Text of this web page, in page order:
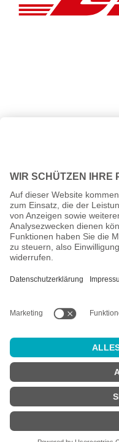
ggf. Nachnahmegebühren,
Altersprüfung
Achtung:um diesen
18 Jahre alt
Sind Sie 18 Jahre alt oder